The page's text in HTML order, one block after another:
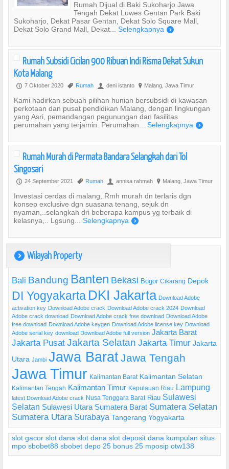
Rumah Dijual di Baki Sukoharjo Jawa
Tengah Dekat Luwes Gentan Park Baki
Sukoharjo, Dekat Pasar Gentan, Dekat Solo Square Mall,
Dekat Solo Grand Mall, Dekat... Selengkapnya )
Rumah Subsidi Cicilan 900 Ribuan Indi Risma Dekat Sukun
Kota Malang
P 7 Oktober 2020 , Rumah U deni istanto ? Malang, Jawa Timur
Kami hadirkan sebuah pilihan hunian bersubsidi di kawasan
perkotaan dan pusat pendidikan Malang, dengan lingkungan
yang Asri, pemandangan pegunungan dan fasilitas
perumahan yang terjamin. Perumahan... Selengkapnya )
Rumah Murah di Permata Bandara Selangkah dari Tol
Singosari
P 24 September 2021 , Rumah U annisa rahmah ? Malang, Jawa Timur
Investasi cerdas di malang, Rmh murah dn terlaris dgn
konsep exclusive dgn suasana tenang, sejuk dn
nyaman,..selangkah dri beberapa kampus yg terbaik di
kelasnya,.. Lgsung... Selengkapnya )
) Wilayah Property
Bali Bandung Banten Bekasi Bogor Cikarang Depok
DI Yogyakarta DKI Jakarta Download Adobe
activation key Download Adobe crack Download Adobe crack 2024 Download
Adobe crack download Download Adobe crack free download Download Adobe
free download Download Adobe keygen Download Adobe license key Download
Adobe serial key download Download Adobe full version Jakarta Barat
Jakarta Pusat Jakarta Selatan Jakarta Timur Jakarta
Utara Jambi Jawa BaratJawa Tengah
Jawa Timur Kalimantan Barat Kalimantan Selatan
Kalimantan Tengah Kalimantan Timur Kepulauan Riau Lampung
latest Download Adobe crack Nusa Tenggara Barat Riau Sulawesi
Selatan Sulawesi Utara Sumatera Barat Sumatera Selatan
Sumatera Utara Surabaya Tangerang Yogyakarta
slot gacor slot dana slot dana slot deposit dana kumpulan situs
mpo sbobet88 sbobet depo 25 bonus 25 mposip otw138